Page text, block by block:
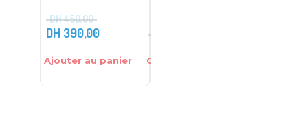
DH450,00
DH 390,00
Ajouter au panier Choix des options